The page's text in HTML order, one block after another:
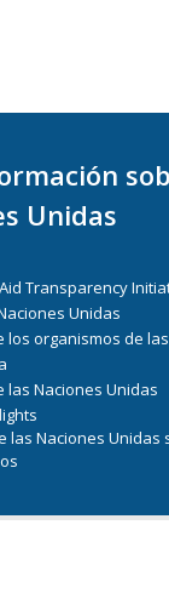
Unidas
Transparency
Unidas
los organismos de
las Naciones Unidas
las Naciones Unidas